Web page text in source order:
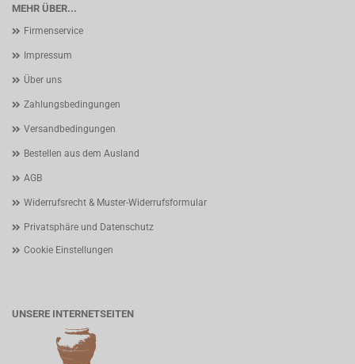
MEHR ÜBER...
Firmenservice
Impressum
Über uns
Zahlungsbedingungen
Versandbedingungen
Bestellen aus dem Ausland
AGB
Widerrufsrecht & Muster-Widerrufsformular
Privatsphäre und Datenschutz
Cookie Einstellungen
UNSERE INTERNETSEITEN